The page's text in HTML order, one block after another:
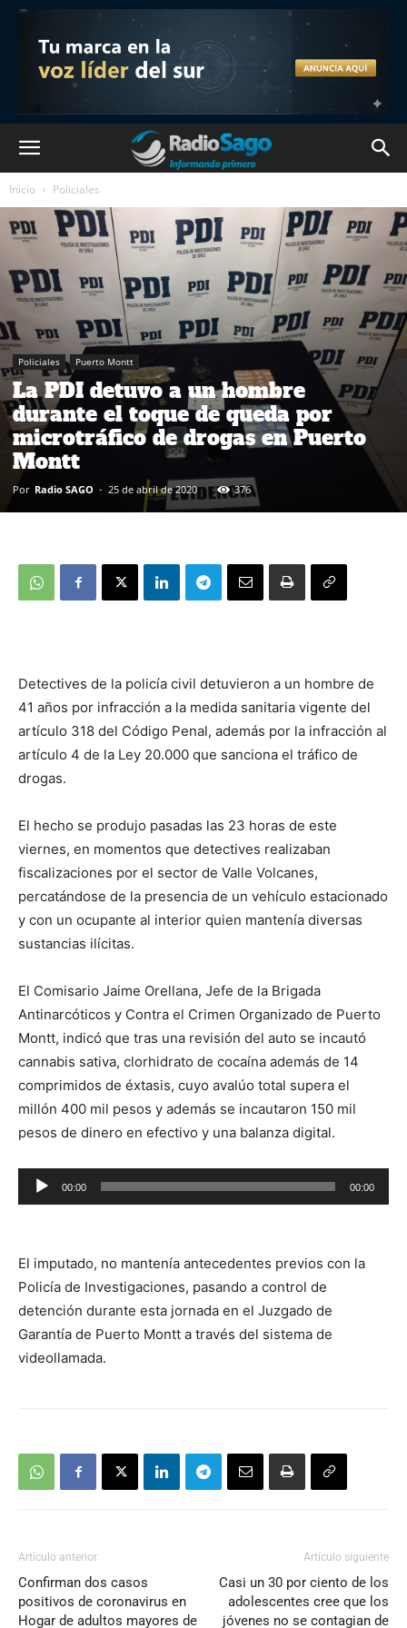
Inicio Policiales
Policiales Puerto Montt
La PDI detuvo a un hombre
durante el toque de queda por
microtráfico de drogas en Puerto
Montt
Por Radio SAGO - 25 de abril de 2020 376
Detectives de la policía civil detuvieron a un hombre de
41 años por infracción a la medida sanitaria vigente del
artículo 318 del Código Penal, además por la infracción al
artículo 4 de la Ley 20.000 que sanciona el tráfico de
drogas.
El hecho se produjo pasadas las 23 horas de este
viernes, en momentos que detectives realizaban
fiscalizaciones por el sector de Valle Volcanes,
percatándose de la presencia de un vehículo estacionado
y con un ocupante al interior quien mantenía diversas
sustancias ilícitas.
El Comisario Jaime Orellana, Jefe de la Brigada
Antinarcóticos y Contra el Crimen Organizado de Puerto
Montt, indicó que tras una revisión del auto se incautó
cannabis sativa, clorhidrato de cocaína además de 14
comprimidos de éxtasis, cuyo avalúo total supera el
millón 400 mil pesos y además se incautaron 150 mil
pesos de dinero en efectivo y una balanza digital.
Reproductor
de
00:00 00:00
El imputado, no mantenía antecedentes previos con la
Policía de Investigaciones, pasando a control de
detención durante esta jornada en el Juzgado de
Garantía de Puerto Montt a través del sistema de
videollamada.
Artículo anterior
Confirman dos casos
positivos de coronavirus en
Hogar de adultos mayores de
Artículo siguiente
Casi un 30 por ciento de los
adolescentes cree que los
jóvenes no se contagian de